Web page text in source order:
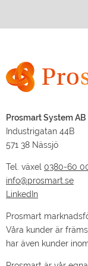
Prosmart System AB
Industrigatan 44B
571 38 Nässjö
Tel. växel 0380-60
info@prosmart.se
LinkedIn
Prosmart
Våra kunder är
har även kunder